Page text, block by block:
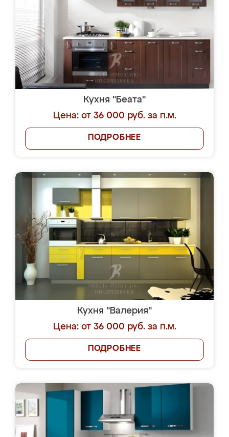
Кухня "Беата"
Цена: от 36 000 руб. за п.м.
ПОДРОБНЕЕ
Кухня "Валерия"
Цена: от 36 000 руб. за п.м.
ПОДРОБНЕЕ